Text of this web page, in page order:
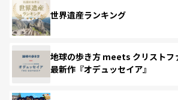
世界遺産ランキング
地球の歩き方 meets クリストフ
最新作『オデュッセイア』